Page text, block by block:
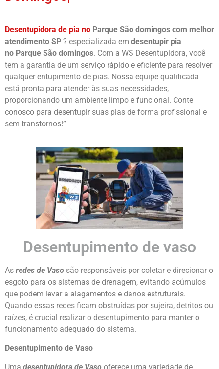
Desentupidora de pia no Parque São domingos com melhor
atendimento SP ? especializada em desentupir pia
no Parque São domingos. Com a WS Desentupidora, você
tem a garantia de um serviço rápido e eficiente para resolver
qualquer entupimento de pias. Nossa equipe qualificada
está pronta para atender às suas necessidades,
proporcionando um ambiente limpo e funcional. Conte
conosco para desentupir suas pias de forma profissional e
sem transtornos!”
Desentupimento de vaso
As redes de Vaso são responsáveis por coletar e direcionar o
esgoto para os sistemas de drenagem, evitando acúmulos
que podem levar a alagamentos e danos estruturais.
Quando essas redes ficam obstruídas por sujeira, detritos ou
raízes, é crucial realizar o desentupimento para manter o
funcionamento adequado do sistema.
Desentupimento de Vaso
Uma desentupidora de Vaso oferece uma variedade de